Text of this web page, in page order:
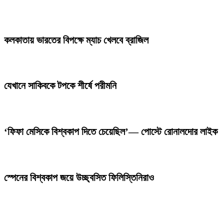
কলকাতায় ভারতের বিপক্ষে ম্যাচ খেলবে ব্রাজিল
যেখানে সাকিবকে টপকে শীর্ষে পরীমনি
‘ফিফা মেসিকে বিশ্বকাপ দিতে চেয়েছিল’— পোস্টে রোনালদোর লাইক
স্পেনের বিশ্বকাপ জয়ে উচ্ছ্বসিত ফিলিস্তিনিরাও